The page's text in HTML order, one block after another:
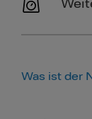
Was ist der